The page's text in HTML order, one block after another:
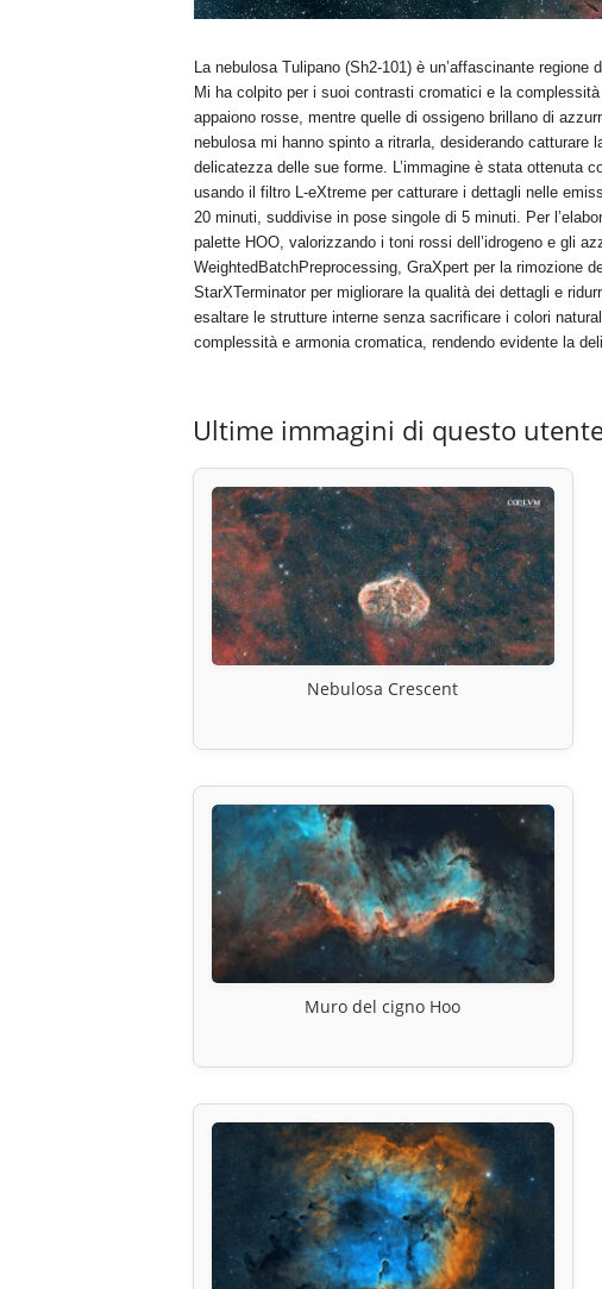
La nebulosa Tulipano (Sh2-101) è un’affascinante
Mi ha colpito per i suoi contrasti cromatici e la
appaiono rosse, mentre quelle di ossigeno brillano di
nebulosa mi hanno spinto a ritrarla, desiderando catturare
delicatezza delle sue forme. L’immagine è stata ottenuta
usando il filtro L-eXtreme per catturare i dettagli nelle
20 minuti, suddivise in pose singole di 5 minuti. Per
palette HOO, valorizzando i toni rossi dell’idrogeno e gli
WeightedBatchPreprocessing, GraXpert per la rimozione
StarXTerminator per migliorare la qualità dei dettagli e
esaltare le strutture interne senza sacrificare i colori
complessità e armonia cromatica, rendendo evidente la
Ultime immagini di questo
Nebulosa Crescent
Muro del cigno Hoo